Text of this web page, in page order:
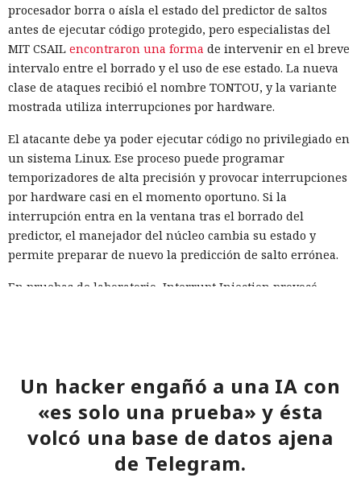
procesador borra o aísla el estado del predictor de saltos
antes de ejecutar código protegido, pero especialistas del
MIT CSAIL encontraron una forma de intervenir en el breve
intervalo entre el borrado y el uso de ese estado. La nueva
clase de ataques recibió el nombre TONTOU, y la variante
mostrada utiliza interrupciones por hardware.
El atacante debe ya poder ejecutar código no privilegiado en
un sistema Linux. Ese proceso puede programar
temporizadores de alta precisión y provocar interrupciones
por hardware casi en el momento oportuno. Si la
interrupción entra en la ventana tras el borrado del
predictor, el manejador del núcleo cambia su estado y
permite preparar de nuevo la predicción de salto errónea.
En pruebas de laboratorio, Interrupt Injection provocó
aciertos. Las comprobaciones se realizaron en cuatro
procesadores con las protecciones estándar de Linux
activadas.
Los especialistas construyeron un exploit práctico solo para
AMD Zen 2. En un sistema de prueba con un Ryzen 7 4700G
Un hacker engañó a una IA con
«es solo una prueba» y ésta
volcó una base de datos ajena
de Telegram.